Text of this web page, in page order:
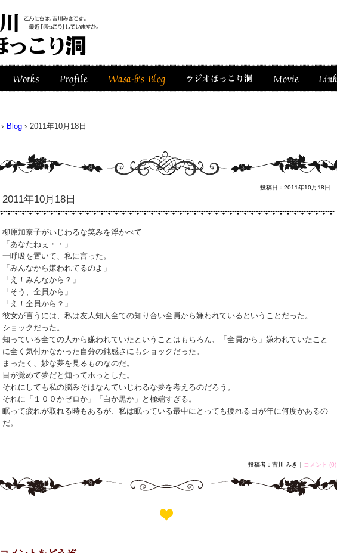
› Blog › 2011年10月18日
投稿日：2011年10月18日
2011年10月18日
柳原加奈子がいじわるな笑みを浮かべて
「あなたねぇ・・」
一呼吸を置いて、私に言った。
「みんなから嫌われてるのよ」
「え！みんなから？」
「そう、全員から」
「え！全員から？」
彼女が言うには、私は友人知人全ての知り合い全員から嫌われているということだった。
ショックだった。
知っている全ての人から嫌われていたということはもちろん、「全員から」嫌われていたこと
に全く気付かなかった自分の鈍感さにもショックだった。
まったく、妙な夢を見るものなのだ。
目が覚めて夢だと知ってホっとした。
それにしても私の脳みそはなんていじわるな夢を考えるのだろう。
それに「１００かゼロか」「白か黒か」と極端すぎる。
眠って疲れが取れる時もあるが、私は眠っている最中にとっても疲れる日が年に何度かあるの
だ。
投稿者：吉川 みき｜ コメント (0)